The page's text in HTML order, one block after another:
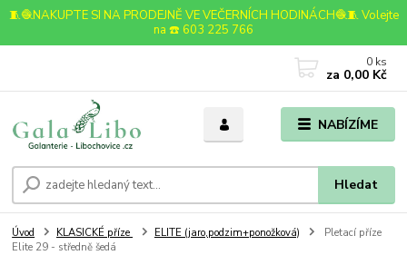
🧵🧶NAKUPTE SI NA PRODEJNĚ VE VEČERNÍCH HODINÁCH🧶🧵 Volejte
na ☎️ 603 225 766
NABÍZÍME
Hledat
0 ks
za 0,00 Kč
Úvod KLASICKÉ příze ELITE (jaro,podzim+ponožková)
Pletací příze
Elite 29 - středně šedá